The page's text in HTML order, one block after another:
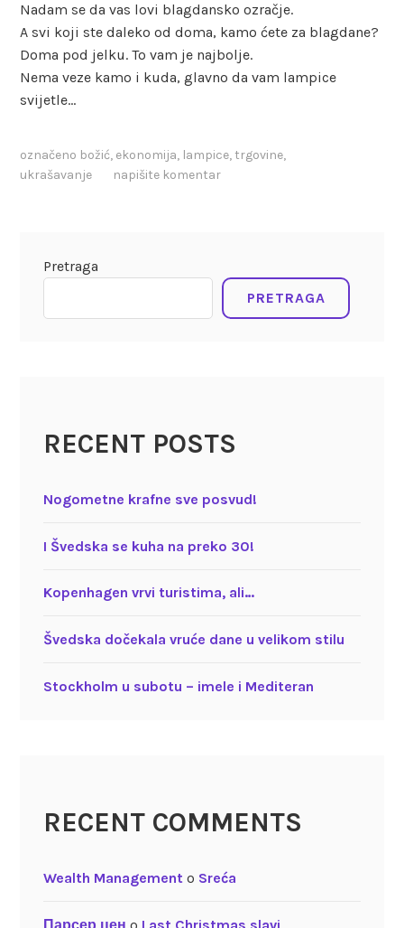
Nadam se da vas lovi blagdansko ozračje.
A svi koji ste daleko od doma, kamo ćete za blagdane?
Doma pod jelku. To vam je najbolje.
Nema veze kamo i kuda, glavno da vam lampice
svijetle…
označeno božić, ekonomija, lampice, trgovine,
ukrašavanje
napišite komentar
Pretraga
PRETRAGA
RECENT POSTS
Nogometne krafne sve posvud!
I Švedska se kuha na preko 30!
Kopenhagen vrvi turistima, ali…
Švedska dočekala vruće dane u velikom stilu
Stockholm u subotu – imele i Mediteran
RECENT COMMENTS
Wealth Managemento Sreća
Парсер цен o Last Christmas slavi